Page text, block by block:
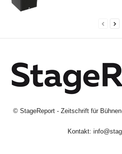
© StageReport - Zeitschrift für
Kontakt: